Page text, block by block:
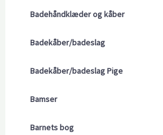
Badehåndklæder og kåber
Badekåber/badeslag
Badekåber/badeslag Pige
Bamser
Barnets bog